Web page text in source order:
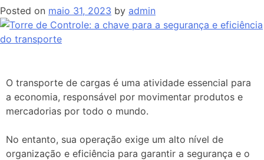
Posted on maio 31, 2023 by admin
O transporte de cargas é uma atividade essencial para
a economia, responsável por movimentar produtos e
mercadorias por todo o mundo.
No entanto, sua operação exige um alto nível de
organização e eficiência para garantir a segurança e o